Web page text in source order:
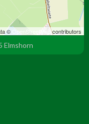
© OpenStreetMapcontributors
Elmshorn